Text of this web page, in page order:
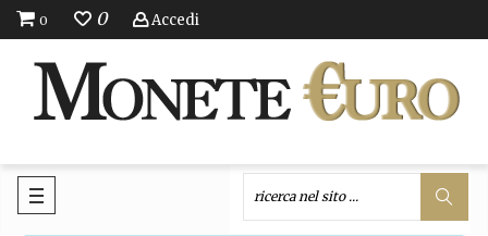
0 0 Accedi